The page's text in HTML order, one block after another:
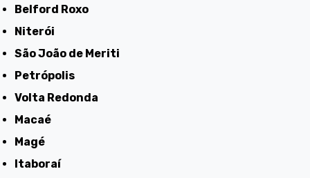
Belford Roxo
Niterói
São João de Meriti
Petrópolis
Volta Redonda
Macaé
Magé
Itaboraí